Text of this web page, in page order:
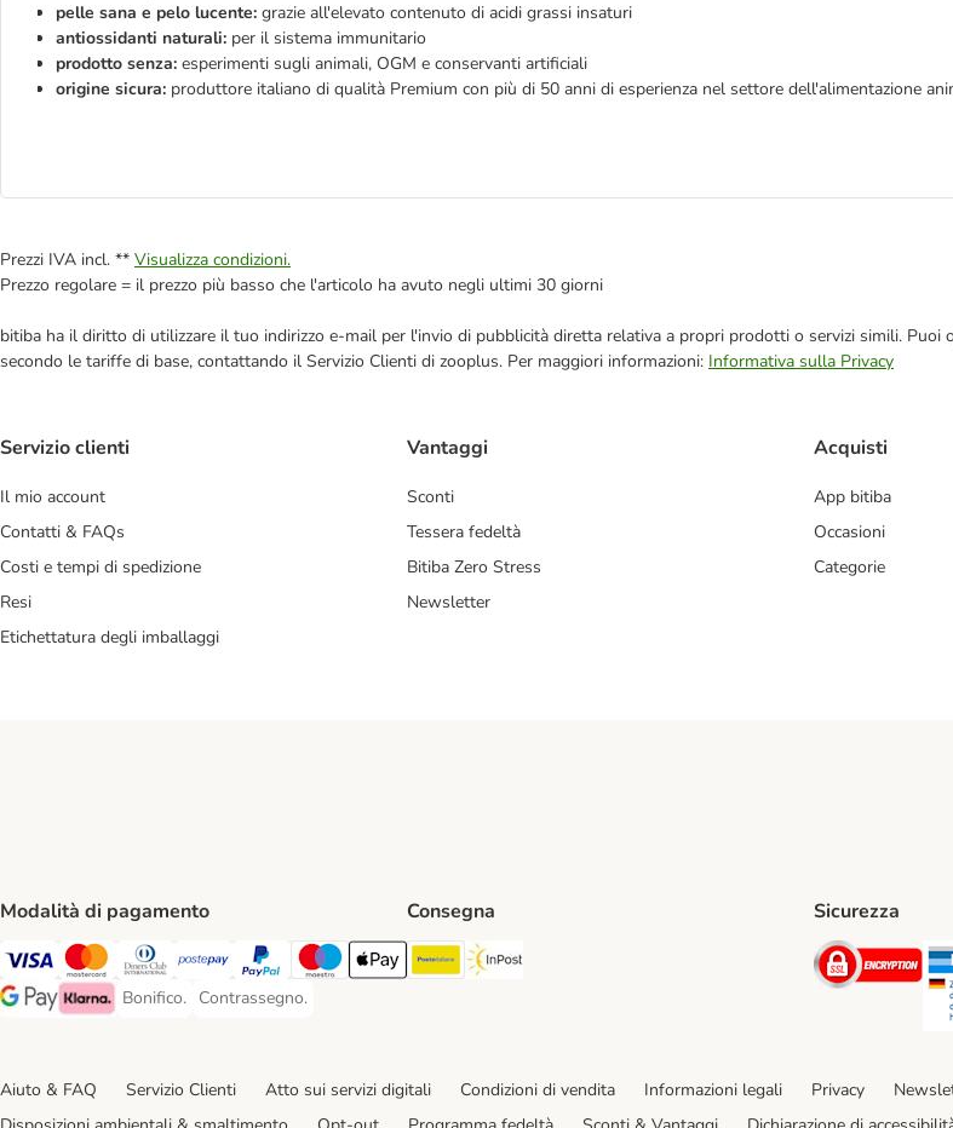
pelle sana e pelo lucente: grazie all'elevato contenuto di acidi grassi insaturi
antiossidanti naturali: per il sistema immunitario
prodotto senza: esperimenti sugli animali, OGM e conservanti artificiali
origine sicura: produttore italiano di qualità Premium con più di 50 anni di esperienza nel settore dell'alimentazione
Prezzi IVA incl. ** Visualizza condizioni.
Prezzo regolare = il prezzo più basso che l'articolo ha avuto negli ultimi 30 giorni
bitiba ha il diritto di utilizzare il tuo indirizzo e-mail per l'invio di pubblicità diretta relativa a propri prodotti o servizi simili.
secondo le tariffe di base, contattando il Servizio Clienti di zooplus. Per maggiori informazioni: Informativa sulla Privacy
Servizio clienti
Il mio account
Contatti & FAQs
Costi e tempi di spedizione
Resi
Etichettatura degli imballaggi
Vantaggi
Sconti
Tessera fedeltà
Bitiba Zero Stress
Newsletter
Acquisti
App bitiba
Occasioni
Categorie
Modalità di pagamento
Visa. Payment Method
Mastercard. Payment Method
Diners Club. Payment Method
Postepay. Payment Method
PayPal. Payment Method
Maestro. Payment Method
Apple pay. Payment Method
Google Pay Payment Method
Klarna Payment Method
Bonifico.
Bonifico. Payment Method
Contrassegno.
Contrassegno. Payment Method
Consegna
Poste Italiane. Shipping Method
Sicurezza
Aiuto & FAQ Servizio Clienti Atto sui servizi digitali Condizioni di vendita Informazioni legali Privacy